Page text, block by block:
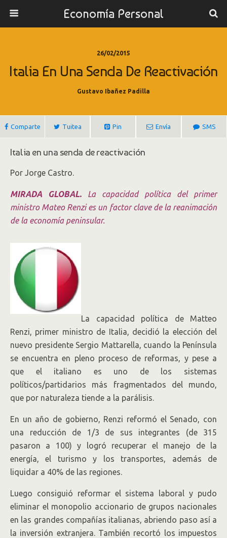
Economía Personal
26/02/2015
Italia En Una Senda De Reactivación
Gustavo Ibañez Padilla
Comparte Tuitea Pin Envía SMS
Italia en una senda de reactivación
Por Jorge Castro.
MIRADA GLOBAL. La capacidad política del primer
ministro Mateo Renzi es un factor clave de la reanimación
de la economía peninsular.
La capacidad política de Matteo
Renzi, primer ministro de Italia, decidió la elección del
nuevo presidente Sergio Mattarella, cuando la Península
se encuentra en pleno proceso de reformas, y pese a
que el italiano es uno de los sistemas
políticos/partidarios más fragmentados del mundo,
que por naturaleza tiende a la parálisis.
En un año de gobierno, Renzi reformó el Senado, con
una reducción de 1/3 de sus integrantes (de 315
pasaron a 100) y logró recuperar el manejo de la
energía, el turismo y los transportes, además de
liquidar a 40% de las regiones.
Luego consiguió reformar el sistema laboral y pudo
eliminar el monopolio accionario de grupos nacionales
en las grandes compañías italianas, abriendo paso así a
la inversión extranjera. También recortó los impuestos